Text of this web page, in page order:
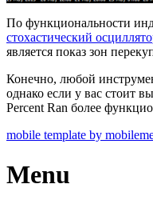
По функциональности
стохастический
является показ зон
Конечно, любой
однако если у вас стоит
Percent Ran более
mobile template by
Menu